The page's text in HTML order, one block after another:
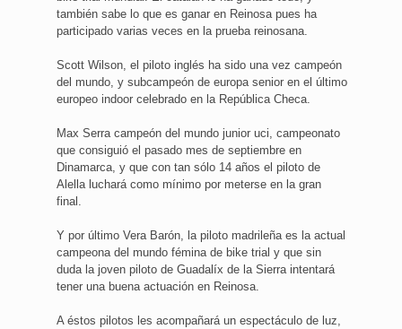
también sabe lo que es ganar en Reinosa pues ha
participado varias veces en la prueba reinosana.
Scott Wilson, el piloto inglés ha sido una vez campeón
del mundo, y subcampeón de europa senior en el último
europeo indoor celebrado en la República Checa.
Max Serra campeón del mundo junior uci, campeonato
que consiguió el pasado mes de septiembre en
Dinamarca, y que con tan sólo 14 años el piloto de
Alella luchará como mínimo por meterse en la gran
final.
Y por último Vera Barón, la piloto madrileña es la actual
campeona del mundo fémina de bike trial y que sin
duda la joven piloto de Guadalíx de la Sierra intentará
tener una buena actuación en Reinosa.
A éstos pilotos les acompañará un espectáculo de luz,